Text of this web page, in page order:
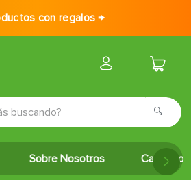
con regalos →
Sobre Nosotros Catálogo
TÉRMINOS MÁS BUSCADOS
1.
porcelanato